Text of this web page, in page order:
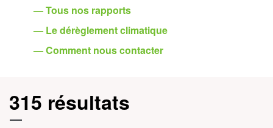
— Tous nos rapports
— Le dérèglement climatique
— Comment nous contacter
315 résultats